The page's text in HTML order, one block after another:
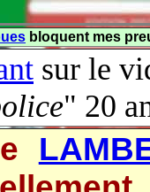
bloquent mes
sur le
" 20